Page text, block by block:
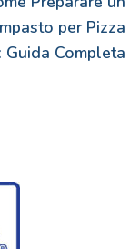
per Pizza
Guida Completa